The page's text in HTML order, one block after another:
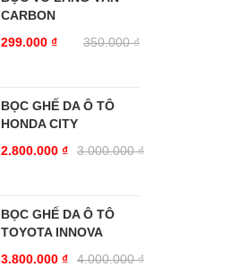
CARBON
350.000₫
299.000 ₫
BỌC GHẾ DA Ô TÔ
HONDA CITY
3.000.000₫
2.800.000 ₫
BỌC GHẾ DA Ô TÔ
TOYOTA INNOVA
4.000.000₫
3.800.000 ₫